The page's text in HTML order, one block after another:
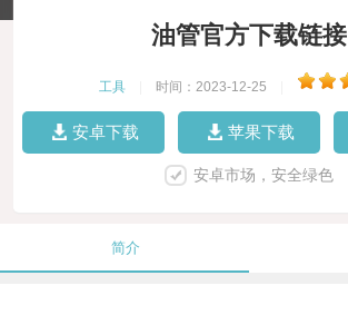
油管官方下载链接
工具 时间：2023-12-25
安卓下载 苹果下载
安卓市场，安全绿色
简介